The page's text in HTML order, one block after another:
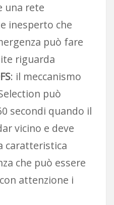
una rete
inesperto che
può fare
riguarda
: il meccanismo
può
secondi quando il
vicino e deve
caratteristica
che può essere
attenzione i